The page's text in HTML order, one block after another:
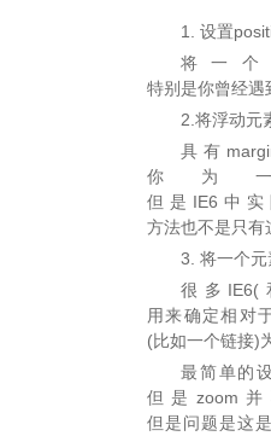
1. 设置
将一个
特别是你曾经遇
2.将浮动元
具有
你为
但是IE6中实
方法也不是只有
3. 将一个
很多IE6(
用来确定相对
(比如一个链接)
最简单的
但是zoom
但是问题是这